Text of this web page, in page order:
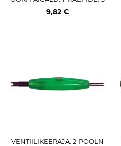
ÕIDUAUTO
9,82 €
VENTIILIKEERAJA. 2-POOLN